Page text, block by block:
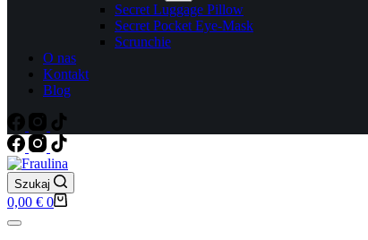
Secret Luggage Pillow
Secret Pocket Eye-Mask
Scrunchie
O nas
Kontakt
Blog
Szukaj
Koszyk
0,00 € 0